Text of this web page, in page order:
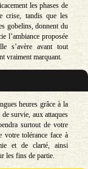
les phases de
crise, tandis que les
gobelins, donnent du
l’ambiance proposée
s’avère avant tout
vraiment marquant.
heures grâce à la
survie, aux attaques
surtout de votre
votre tolérance face à
et de clarté, ainsi
les fins de partie.